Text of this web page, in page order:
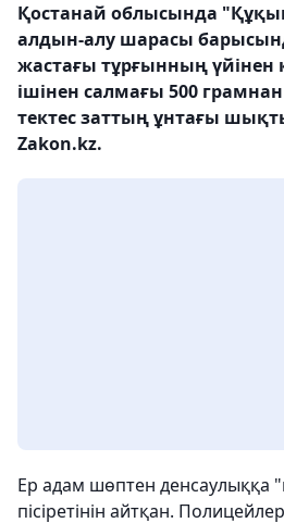
Қостанай облысында
алдын-алу шарасы
жастағы тұрғынның
ішінен салмағы 500
тектес заттың ұнтағы
Zakon.kz.
Ер адам шөптен денсаулыққа
пісіретінін айтқан.